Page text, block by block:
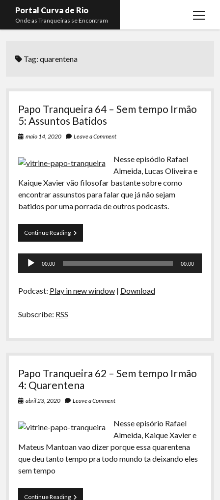
Portal Curva de Rio
Onde as Tranqueiras se Encontram
open
menu
Curva de Rio
Komos
La Siesta Podcast
Arquivo CDR
Papo Tranqueira
A Ripa É a Lei
Especiais
Preliminares
Membros
Lucas Oliveira
Kaique Xavier
Tag:quarentena
Papo Tranqueira 64 – Sem tempo Irmão
5: Assuntos Batidos
maio 14, 2020 Leave a Comment
Nesse episódio Rafael
Almeida, Lucas Oliveira e
Kaique Xavier vão filosofar bastante sobre como
encontrar assunstos para falar que já não sejam
batidos por uma porrada de outros podcasts.
Continue ReadingPapo
Tranqueira
Sem
5:
Tocador
00:00 00:00
Podcast: Play in new window| Download
Subscribe: RSS
Papo Tranqueira 62 – Sem tempo Irmão
4: Quarentena
abril 23, 2020 Leave a Comment
Nesse episório Rafael
Almeida, Kaique Xavier e
Mateus Mantoan vao dizer porque essa quarentena
que deu tanto tempo pra todo mundo ta deixando eles
sem tempo
Continue ReadingPapo